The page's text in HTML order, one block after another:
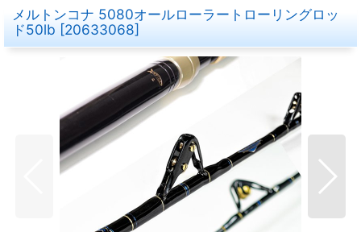
メルトンコナ 5080オールローラートローリングロッ
ド50lb [20633068]